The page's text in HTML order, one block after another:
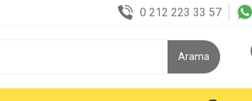
0 212 223 33 57